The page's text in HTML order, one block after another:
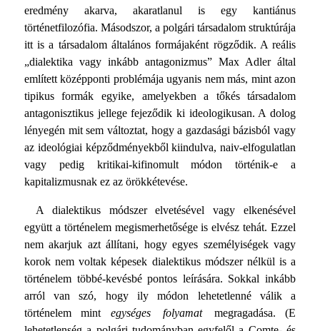
eredmény akarva, akaratlanul is egy kantiánus
történetfilozófia. Másodszor, a polgári társadalom struktúrája
itt is a társadalom általános formájaként rögződik. A reális
„dialektika vagy inkább antagonizmus” Max Adler által
említett középponti problé­mája ugyanis nem más, mint azon
tipikus formák egyike, amelyekben a tőkés társadalom
antagonisztikus jellege feje­ződik ki ideologikusan. A dolog
lényegén mit sem változtat, hogy a gazdasági bázisból vagy
az ideológiai képződmények­ből kiindulva, naiv-elfogulatlan
vagy pedig kritikai-kifino­mult módon történik-e a
kapitalizmusnak ez az örökkétevése.
A dialektikus módszer elvetésével vagy elkenésével
együtt a történelem megismerhetősége is elvész tehát. Ezzel
nem akar­juk azt állítani, hogy egyes személyiségek vagy
korok nem voltak képesek dialektikus módszer nélkül is a
történelem többé-kevésbé pontos leírására. Sokkal inkább
arról van szó, hogy ily módon lehetetlenné válik a
történelem mintegysé­ges folyamat megragadása. (E